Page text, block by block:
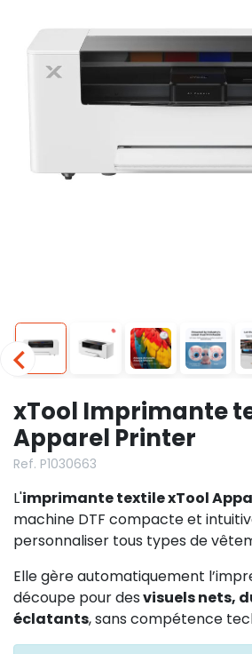
xTool Imprimante
Apparel Printer
Ref. P1030663
L'imprimante textile xTool
machine DTF compacte et
personnaliser tous types de
Elle gère automatiquement
découpe pour desvisuels nets,
éclatants, sans compétence